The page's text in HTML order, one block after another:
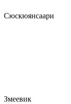
Сюскюянсаари
Змеевик